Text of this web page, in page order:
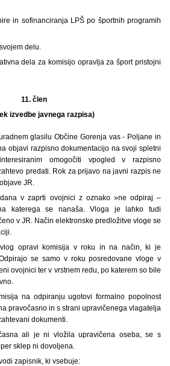
in sofinanciranja LPŠ po športnih programih
delu.
dela za komisijo opravlja za šport pristojni
11. člen
izvedbe javnega razpisa)
glasilu Občine Gorenja vas - Poljane in
objavi razpisno dokumentacijo na svoji spletni
omogočiti vpogled v razpisno
predati. Rok za prijavo na javni razpis ne
JR.
v zaprti ovojnici z oznako »ne odpiraj –
katerega se nanaša. Vloga je lahko tudi
v JR. Način elektronske predložitve vloge se
opravi komisija v roku in na način, ki je
se samo v roku posredovane vloge v
ovojnici ter v vrstnem redu, po katerem so bile
na odpiranju ugotovi formalno popolnost
pravočasno in s strani upravičenega vlagatelja
dokumenti.
ali je ni vložila upravičena oseba, se s
sklep ni dovoljena.
zapisnik, ki vsebuje: